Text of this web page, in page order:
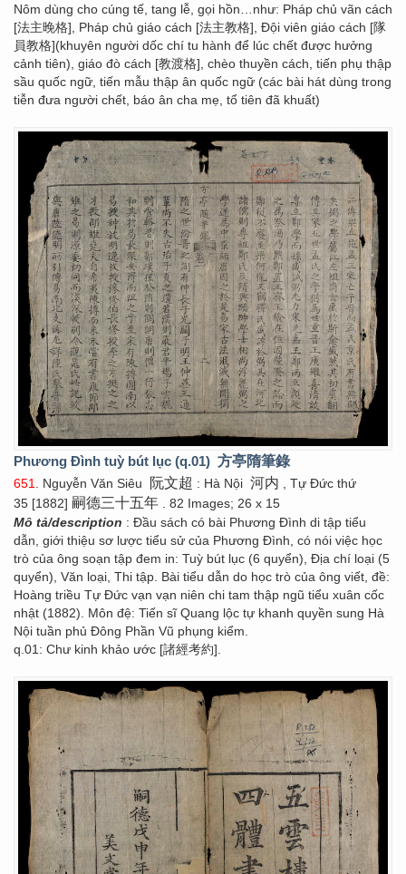
Nôm dùng cho cúng tế, tang lễ, gọi hồn…như: Pháp chủ vãn cách
[法主晚格], Pháp chủ giáo cách [法主教格], Đội viên giáo cách [隊
員教格](khuyên người dốc chí tu hành để lúc chết được hưởng
cảnh tiên), giáo đò cách [教渡格], chèo thuyền cách, tiến phụ thập
sầu quốc ngữ, tiến mẫu thập ân quốc ngữ (các bài hát dùng trong
tiễn đưa người chết, báo ân cha mẹ, tổ tiên đã khuất)
Phương Đình tuỳ bút lục (q.01) 方亭隋筆錄
651 . Nguyễn Văn Siêu 阮文超 : Hà Nội 河内 , Tự Đức thứ
35 [1882] 嗣德三十五年 . 82 Images; 26 x 15
Mô tả/description : Đầu sách có bài Phương Đình di tập tiểu
dẫn, giới thiệu sơ lược tiểu sử của Phương Đình, có nói việc học
trò của ông soạn tập đem in: Tuỳ bút lục (6 quyển), Địa chí loại (5
quyển), Văn loại, Thi tập. Bài tiểu dẫn do học trò của ông viết, đề:
Hoàng triều Tự Đức vạn vạn niên chi tam thập ngũ tiểu xuân cốc
nhật (1882). Môn đệ: Tiến sĩ Quang lộc tự khanh quyền sung Hà
Nội tuần phủ Đông Phần Vũ phụng kiểm.
q.01: Chư kinh khảo ước [諸經考約].